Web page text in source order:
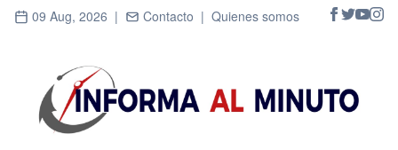
09 Aug, 2026 | Contacto | Quienes somos